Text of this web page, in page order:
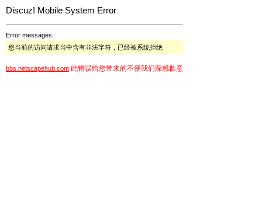
Discuz! Mobile System Error
Error messages:
您当前的访问请求当中含有非法字符，已经被系统拒绝
bbs.netscapehub.com 此错误给您带来的不便我们深感歉意